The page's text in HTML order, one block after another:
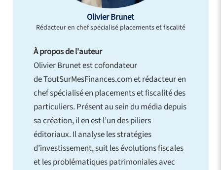
Olivier Brunet
Rédacteur en chef spécialisé placements et fiscalité
À propos de l'auteur
Olivier Brunet est cofondateur
de ToutSurMesFinances.com et rédacteur en
chef spécialisé en placements et fiscalité des
particuliers. Présent au sein du média depuis
sa création, il en est l’un des piliers
éditoriaux. Il analyse les stratégies
d’investissement, suit les évolutions fiscales
et les problématiques patrimoniales avec